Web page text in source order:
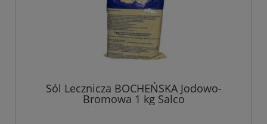
Sól Lecznicza BOCHEŃSKA Jodowo-
Bromowa 1 kg Salco